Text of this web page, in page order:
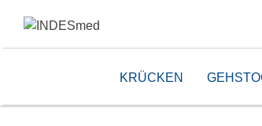
KRÜCKEN